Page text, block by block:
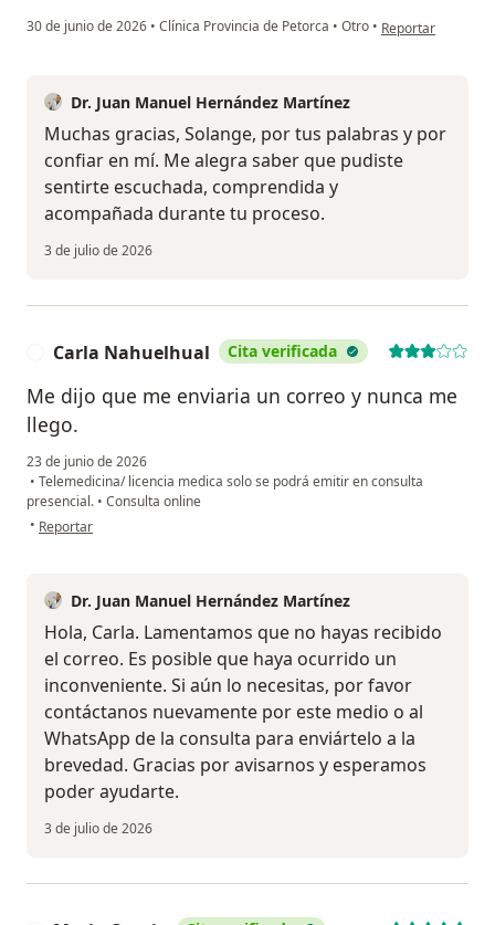
30 de junio de 2026 • Clínica Provincia de Petorca • Otro • en opinión del
Reportar
Dr. Juan Manuel Hernández Martínez
Muchas gracias, Solange, por tus palabras y por
confiar en mí. Me alegra saber que pudiste
sentirte escuchada, comprendida y
acompañada durante tu proceso.
3 de julio de 2026
Carla Nahuelhual Cita verificada
Me dijo que me enviaria un correo y nunca me
llego.
23 de junio de 2026
• Telemedicina/ licencia medica solo se podrá emitir en consulta
presencial. • Consulta online
• en opinión del usuario Carla Nahuelhual
Reportar
Dr. Juan Manuel Hernández Martínez
Hola, Carla. Lamentamos que no hayas recibido
el correo. Es posible que haya ocurrido un
inconveniente. Si aún lo necesitas, por favor
contáctanos nuevamente por este medio o al
WhatsApp de la consulta para enviártelo a la
brevedad. Gracias por avisarnos y esperamos
poder ayudarte.
3 de julio de 2026